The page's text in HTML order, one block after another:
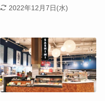
2022年12月7日(水)